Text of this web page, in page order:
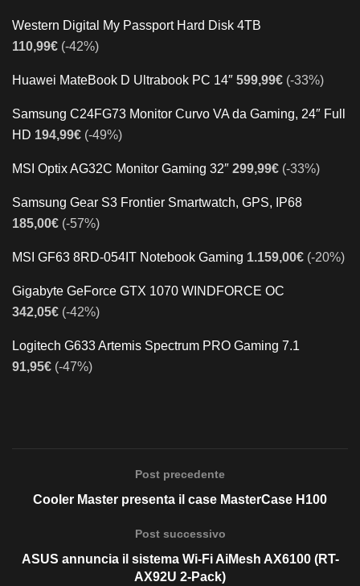
Western Digital My Passport Hard Disk 4TB
110,99€ (-42%)
Huawei MateBook D Ultrabook PC 14″ 599,99€ (-33%)
Samsung C24FG73 Monitor Curvo VA da Gaming, 24″ Full
HD 194,99€ (-49%)
MSI Optix AG32C Monitor Gaming 32″ 299,99€ (-33%)
Samsung Gear S3 Frontier Smartwatch, GPS, IP68
185,00€ (-57%)
MSI GF63 8RD-054IT Notebook Gaming 1.159,00€ (-20%)
Gigabyte GeForce GTX 1070 WINDFORCE OC
342,05€ (-42%)
Logitech G633 Artemis Spectrum PRO Gaming 7.1
91,95€ (-47%)
Post precedente
Cooler Master presenta il case MasterCase H100
Post successivo
ASUS annuncia il sistema Wi-Fi AiMesh AX6100 (RT-
AX92U 2-Pack)